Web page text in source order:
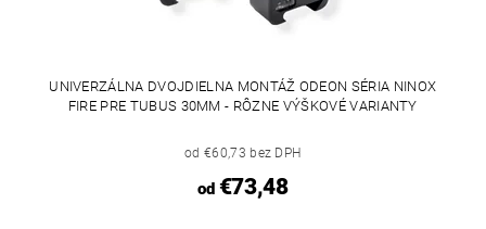
UNIVERZÁLNA DVOJDIELNA MONTÁŽ ODEON SÉRIA NINOX
FIRE PRE TUBUS 30MM - RÔZNE VÝŠKOVÉ VARIANTY
od €60,73 bez DPH
od€73,48